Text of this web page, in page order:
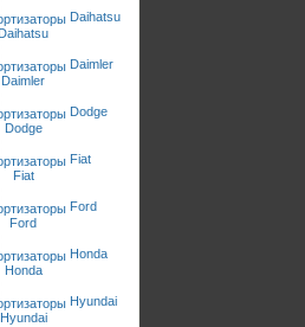
Daihatsu
Daimler
Dodge
Fiat
Ford
Honda
Hyundai